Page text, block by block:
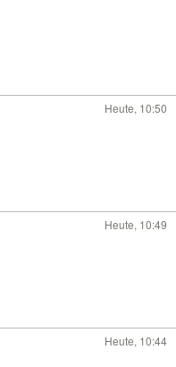
Heute, 10:50
Heute, 10:49
Heute, 10:44